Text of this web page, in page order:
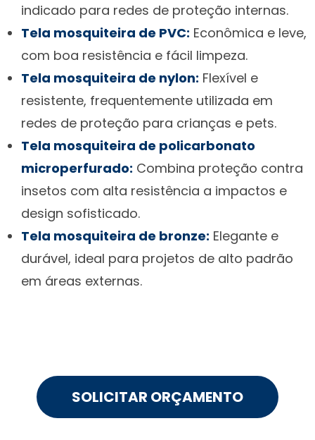
indicado para redes de proteção internas.
Tela mosquiteira de PVC: Econômica e leve,
com boa resistência e fácil limpeza.
Tela mosquiteira de nylon: Flexível e
resistente, frequentemente utilizada em
redes de proteção para crianças e pets.
Tela mosquiteira de policarbonato
microperfurado: Combina proteção contra
insetos com alta resistência a impactos e
design sofisticado.
Tela mosquiteira de bronze: Elegante e
durável, ideal para projetos de alto padrão
em áreas externas.
SOLICITAR ORÇAMENTO